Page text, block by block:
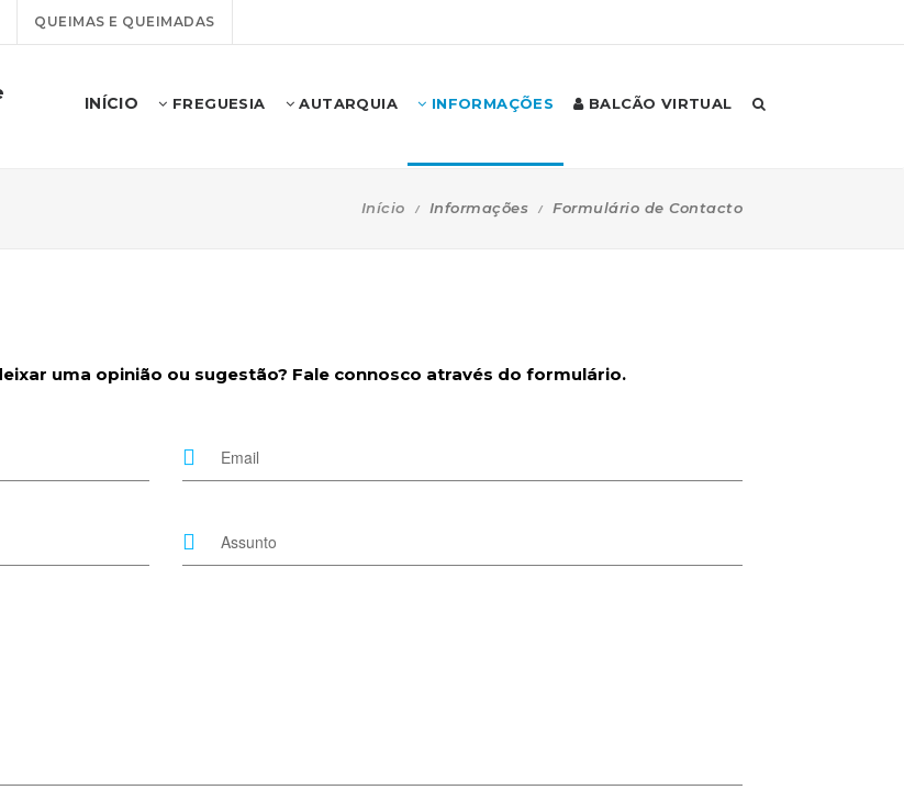
QUEIMAS E QUEIMADAS
INÍCIO FREGUESIA AUTARQUIA INFORMAÇÕES BALCÃO VIRTUAL
Início Informações Formulário de Contacto
uma opinião ou sugestão? Fale connosco através do formulário.